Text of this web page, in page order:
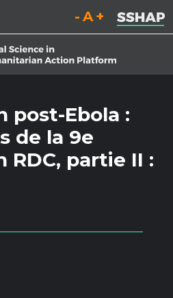
Diminuez la taille de la
Réinitialisez la
post-Ebola :
de la 9e
RDC, partie II :